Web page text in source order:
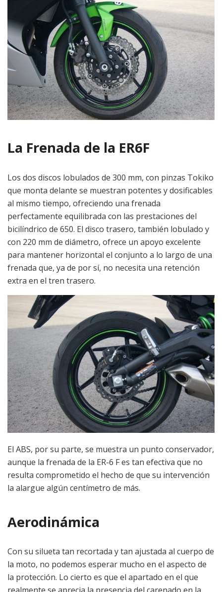
La Frenada de la ER6F
Los dos discos lobulados de 300 mm, con pinzas Tokiko
que monta delante se muestran potentes y dosificables
al mismo tiempo, ofreciendo una frenada
perfectamente equilibrada con las prestaciones del
bicilíndrico de 650. El disco trasero, también lobulado y
con 220 mm de diámetro, ofrece un apoyo excelente
para mantener horizontal el conjunto a lo largo de una
frenada que, ya de por sí, no necesita una retención
extra en el tren trasero.
El ABS, por su parte, se muestra un punto conservador,
aunque la frenada de la ER-6 F es tan efectiva que no
resulta comprometido el hecho de que su intervención
la alargue algún centímetro de más.
Aerodinámica
Con su silueta tan recortada y tan ajustada al cuerpo de
la moto, no podemos esperar mucho en el aspecto de
la protección. Lo cierto es que el apartado en el que